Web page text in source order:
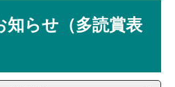
知らせ（多読賞表